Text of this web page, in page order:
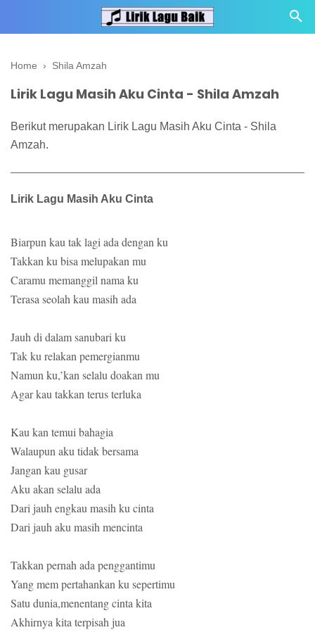
Home › Shila Amzah
Lirik Lagu Masih Aku Cinta - Shila Amzah
Berikut merupakan Lirik Lagu Masih Aku Cinta - Shila
Amzah.
Lirik Lagu Masih Aku Cinta
Biarpun kau tak lagi ada dengan ku
Takkan ku bisa melupakan mu
Caramu memanggil nama ku
Terasa seolah kau masih ada
Jauh di dalam sanubari ku
Tak ku relakan pemergianmu
Namun ku,’kan selalu doakan mu
Agar kau takkan terus terluka
Kau kan temui bahagia
Walaupun aku tidak bersama
Jangan kau gusar
Aku akan selalu ada
Dari jauh engkau masih ku cinta
Dari jauh aku masih mencinta
Takkan pernah ada penggantimu
Yang mem pertahankan ku sepertimu
Satu dunia,menentang cinta kita
Akhirnya kita terpisah jua